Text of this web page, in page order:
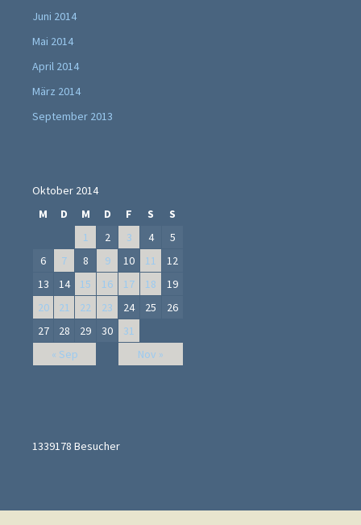
Juni 2014
Mai 2014
April 2014
März 2014
September 2013
Oktober 2014
M
D M D F S S
« Sep Nov »
1 2 3 4
5
6
7 8 9 10 11
12
13
14 15 16 17 18
19
20
21 22 23 24 25
26
27
28 29 30 31
1339178 Besucher